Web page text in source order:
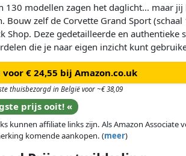
130 modellen zagen het daglicht... maar jij
Bouw zelf de Corvette Grand Sport (schaal
Shop. Deze gedetailleerde en authentieke
die je naar eigen inzicht kunt
een stickervel, een merkplaatje
metalen auto. Leuk om te verzamelen en
alle auto's uit de Elite Serie en bouw
raceauto: de volledig bouwbare
(schaal 1:16) zit boordevol realistische
te werk: met extra onderdelen, metalen
voor € 24,55 bij Amazon.co.uk
thuisbezorgd in België voor ~€ 38,09
prijs ooit! «
kunnen affiliate links zijn. Als Amazon Associate
komende aankopen. (meer)